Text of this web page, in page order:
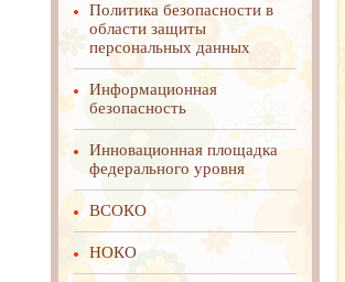
Политика безопасности в
области защиты
персональных данных
Информационная
безопасность
Инновационная площадка
федерального уровня
ВСОКО
НОКО